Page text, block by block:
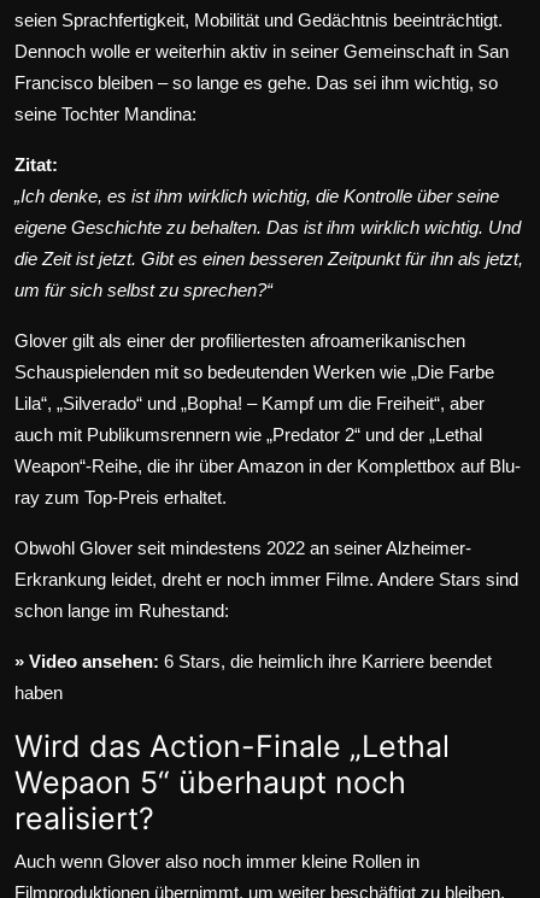
seien Sprachfertigkeit, Mobilität und Gedächtnis beeinträchtigt.
Dennoch wolle er weiterhin aktiv in seiner Gemeinschaft in San
Francisco bleiben – so lange es gehe. Das sei ihm wichtig, so
seine Tochter Mandina:
Zitat:
„Ich denke, es ist ihm wirklich wichtig, die Kontrolle über seine
eigene Geschichte zu behalten. Das ist ihm wirklich wichtig. Und
die Zeit ist jetzt. Gibt es einen besseren Zeitpunkt für ihn als jetzt,
um für sich selbst zu sprechen?“
Glover gilt als einer der profiliertesten afroamerikanischen
Schauspielenden mit so bedeutenden Werken wie „Die Farbe
Lila“, „Silverado“ und „Bopha! – Kampf um die Freiheit“, aber
auch mit Publikumsrennern wie „Predator 2“ und der „Lethal
Weapon“-Reihe, die ihr über Amazon in der Komplettbox auf Blu-
ray zum Top-Preis erhaltet.
Obwohl Glover seit mindestens 2022 an seiner Alzheimer-
Erkrankung leidet, dreht er noch immer Filme. Andere Stars sind
schon lange im Ruhestand:
» Video ansehen: 6 Stars, die heimlich ihre Karriere beendet
haben
Wird das Action-Finale „Lethal
Wepaon 5“ überhaupt noch
realisiert?
Auch wenn Glover also noch immer kleine Rollen in
Filmproduktionen übernimmt, um weiter beschäftigt zu bleiben,